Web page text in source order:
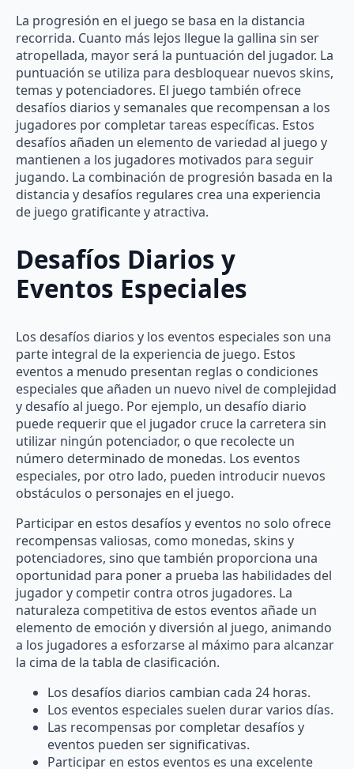
La progresión en el juego se basa en la distancia
recorrida. Cuanto más lejos llegue la gallina sin ser
atropellada, mayor será la puntuación del jugador. La
puntuación se utiliza para desbloquear nuevos skins,
temas y potenciadores. El juego también ofrece
desafíos diarios y semanales que recompensan a los
jugadores por completar tareas específicas. Estos
desafíos añaden un elemento de variedad al juego y
mantienen a los jugadores motivados para seguir
jugando. La combinación de progresión basada en la
distancia y desafíos regulares crea una experiencia
de juego gratificante y atractiva.
Desafíos Diarios y
Eventos Especiales
Los desafíos diarios y los eventos especiales son una
parte integral de la experiencia de juego. Estos
eventos a menudo presentan reglas o condiciones
especiales que añaden un nuevo nivel de complejidad
y desafío al juego. Por ejemplo, un desafío diario
puede requerir que el jugador cruce la carretera sin
utilizar ningún potenciador, o que recolecte un
número determinado de monedas. Los eventos
especiales, por otro lado, pueden introducir nuevos
obstáculos o personajes en el juego.
Participar en estos desafíos y eventos no solo ofrece
recompensas valiosas, como monedas, skins y
potenciadores, sino que también proporciona una
oportunidad para poner a prueba las habilidades del
jugador y competir contra otros jugadores. La
naturaleza competitiva de estos eventos añade un
elemento de emoción y diversión al juego, animando
a los jugadores a esforzarse al máximo para alcanzar
la cima de la tabla de clasificación.
Los desafíos diarios cambian cada 24 horas.
Los eventos especiales suelen durar varios días.
Las recompensas por completar desafíos y
eventos pueden ser significativas.
Participar en estos eventos es una excelente